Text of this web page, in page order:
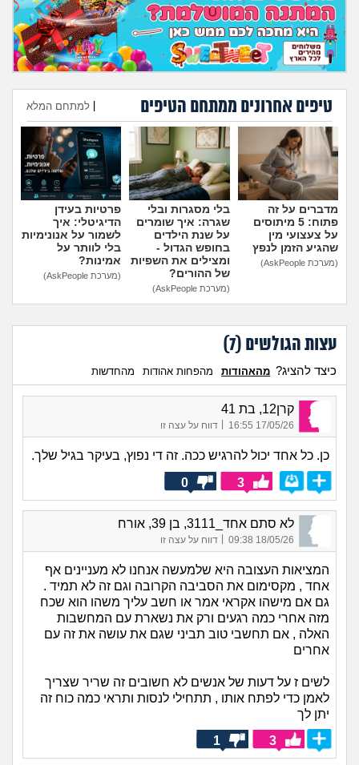
מה שעובר עליי
שומרים על הגוף
פיננסי וכלכלה
בין הסדינים
חיות מחמד
יוקר המחיה
גאווה
טיפים אחרונים ממתחם הטיפים למתחם המלא
הוספת טיפ
מדברים על זה
פתוח: 5 מיתוסים
על צעצועי מין
שהגיע הזמן לנפץ
(מערכת AskPeople)
בלי מסגרות ובלי
שגרה: איך שומרים
על שנת הילדים
בחופש הגדול -
ומצילים את השפיות
של ההורים?
(מערכת AskPeople)
פרטיות בעידן
הדיגיטלי: איך
לשמור על אנונימיות
בלי לוותר על
אמינות?
(מערכת AskPeople)
עצות הגולשים (7
)
כיצד להציג? מהאהודות מהפחות אהודות מהחדשות
קרן12, בת 41
17/05/26 16:55 דווח על עצה זו
כן. כל אחד יכול להרגיש ככה. זה די נפוץ, בעיקר בגיל שלך.
3
0
לא סתם אחד_3111, בן 39, אורח
18/05/26 09:38
| דווח על עצה זו
המציאות העצובה היא שלמעשה אנחנו לא מעניינים אף
אחד , מקסימום את הסביבה הקרובה וגם זה לא תמיד .
גם אם מישהו אקראי אמר או חשב עליך משהו הוא שכח
מזה אחרי כמה רגעים ורק את נשארת עם המחשבות
האלה , אם תחשבי טוב תביני שגם את עושה את זה עם
אחרים
לשים ז על דעות של אנשים לא חשובים זה שריר שצריך
לאמן כדי לפתח אותו , תתחילי לנסות ותראי כמה כוח זה
יתן לך
3
1